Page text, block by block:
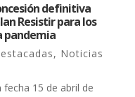
definitiva
Resistir para los
pandemia
, Noticias
fecha 15 de abril de